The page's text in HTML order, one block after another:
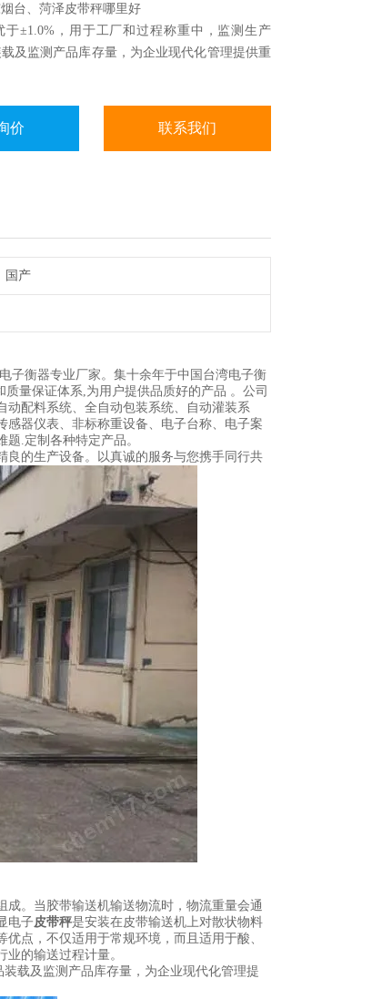
台、菏泽皮带秤哪里好
于±1.0%，用于工厂和过程称重中，监测生产
及监测产品库存量，为企业现代化管理提供重
价 联系我们
国产
子衡器专业厂家。集十余年于中国台湾电子衡
量保证体系,为用户提供品质好的产品 。公司
动配料系统、全自动包装系统、自动灌装系
器仪表、非标称重设备、电子台称、电子案
.定制各种特定产品。
良的生产设备。以真诚的服务与您携手同行共
。当胶带输送机输送物流时，物流重量会通
电子皮带秤是安装在皮带输送机上对散状物料
点，不仅适用于常规环境，而且适用于酸、
的输送过程计量。
载及监测产品库存量，为企业现代化管理提